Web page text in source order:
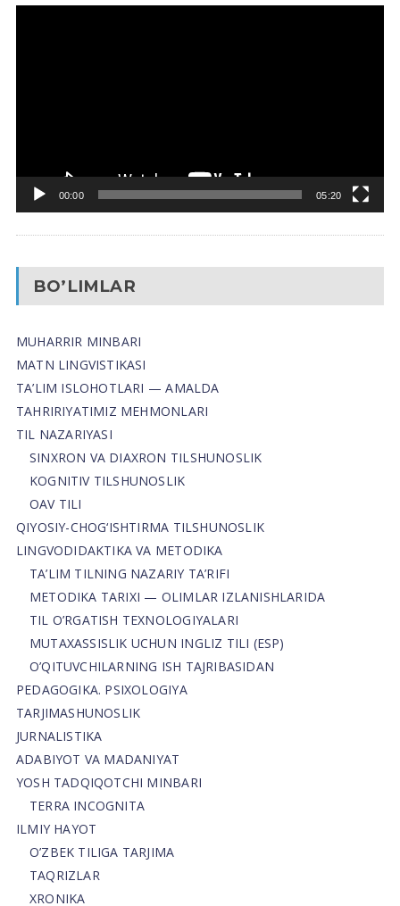
00:00 05:20
BO’LIMLAR
MUHARRIR MINBARI
MATN LINGVISTIKASI
TA’LIM ISLOHOTLARI — AMALDA
TAHRIRIYATIMIZ MEHMONLARI
TIL NAZARIYASI
SINXRON VA DIAXRON TILSHUNOSLIK
KOGNITIV TILSHUNOSLIK
OAV TILI
QIYOSIY-CHOG‘ISHTIRMA TILSHUNOSLIK
LINGVODIDAKTIKA VA METODIKA
TA’LIM TILNING NAZARIY TA’RIFI
METODIKA TARIXI — OLIMLAR IZLANISHLARIDA
TIL O’RGATISH TEXNOLOGIYALARI
MUTAXASSISLIK UCHUN INGLIZ TILI (ESP)
O’QITUVCHILARNING ISH TAJRIBASIDAN
PEDAGOGIKA. PSIXOLOGIYA
TARJIMASHUNOSLIK
JURNALISTIKA
ADABIYOT VA MADANIYAT
YOSH TADQIQOTCHI MINBARI
TERRA INCOGNITA
ILMIY HAYOT
O’ZBEK TILIGA TARJIMA
TAQRIZLAR
XRONIKA